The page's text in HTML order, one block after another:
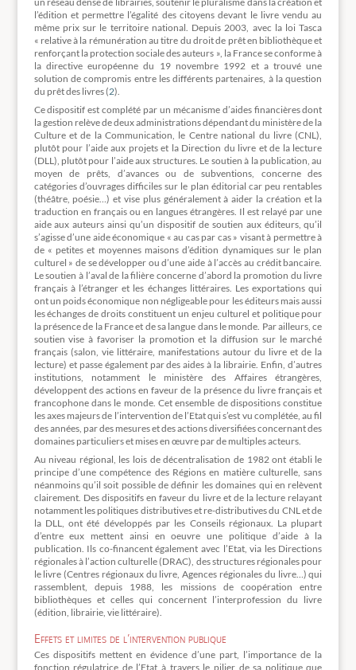
l’édition et permettre l’égalité des citoyens devant le livre vendu au
même prix sur le territoire national. Depuis 2003, avec la loi Tasca
« relative à la rémunération au titre du droit de prêt en bibliothèque et
renforçant la protection sociale des auteurs », la France se conforme à
la directive européenne du 19 novembre 1992 et a trouvé une
solution de compromis entre les différents partenaires, à la question
du prêt des livres (2).
Ce dispositif est complété par un mécanisme d’aides financières dont
la gestion relève de deux administrations dépendant du ministère de la
Culture et de la Communication, le Centre national du livre (CNL),
plutôt pour l’aide aux projets et la Direction du livre et de la lecture
(DLL), plutôt pour l’aide aux structures. Le soutien à la publication, au
moyen de prêts, d’avances ou de subventions, concerne des
catégories d’ouvrages difficiles sur le plan éditorial car peu rentables
(théâtre, poésie…) et vise plus généralement à aider la création et la
traduction en français ou en langues étrangères. Il est relayé par une
aide aux auteurs ainsi qu’un dispositif de soutien aux éditeurs, qu’il
s’agisse d’une aide économique « au cas par cas » visant à permettre à
de « petites et moyennes maisons d’édition dynamiques sur le plan
culturel » de se développer ou d’une aide à l’accès au crédit bancaire.
Le soutien à l’aval de la filière concerne d’abord la promotion du livre
français à l’étranger et les échanges littéraires. Les exportations qui
ont un poids économique non négligeable pour les éditeurs mais aussi
les échanges de droits constituent un enjeu culturel et politique pour
la présence de la France et de sa langue dans le monde. Par ailleurs, ce
soutien vise à favoriser la promotion et la diffusion sur le marché
français (salon, vie littéraire, manifestations autour du livre et de la
lecture) et passe également par des aides à la librairie. Enfin, d’autres
institutions, notamment le ministère des Affaires étrangères,
développent des actions en faveur de la présence du livre français et
francophone dans le monde. Cet ensemble de dispositions constitue
les axes majeurs de l’intervention de l’Etat qui s’est vu complétée, au fil
des années, par des mesures et des actions diversifiées concernant des
domaines particuliers et mises en œuvre par de multiples acteurs.
Au niveau régional, les lois de décentralisation de 1982 ont établi le
principe d’une compétence des Régions en matière culturelle, sans
néanmoins qu’il soit possible de définir les domaines qui en relèvent
clairement. Des dispositifs en faveur du livre et de la lecture relayant
notamment les politiques distributives et re-distributives du CNL et de
la DLL, ont été développés par les Conseils régionaux. La plupart
d’entre eux mettent ainsi en oeuvre une politique d’aide à la
publication. Ils co-financent également avec l’Etat, via les Directions
régionales à l’action culturelle (DRAC), des structures régionales pour
le livre (Centres régionaux du livre, Agences régionales du livre…) qui
rassemblent, depuis 1988, les missions de coopération entre
bibliothèques et celles qui concernent l’interprofession du livre
(édition, librairie, vie littéraire).
Effets et limites de l’intervention publique
Ces dispositifs mettent en évidence d’une part, l’importance de la
fonction régulatrice de l’Etat à travers le pilier de sa politique que